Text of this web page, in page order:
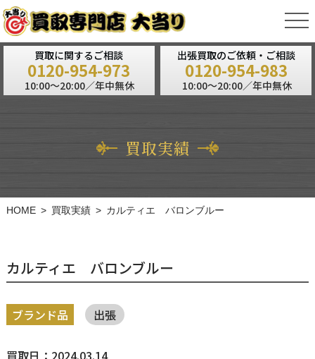
買取に関するご相談
0120-954-973
10:00～20:00／年中無休
出張買取のご依頼・ご相談
0120-954-983
10:00～20:00／年中無休
買取実績
HOME 買取実績 カルティエ バロンブルー
カルティエ バロンブルー
ブランド品 出張
買取日：2024.03.14